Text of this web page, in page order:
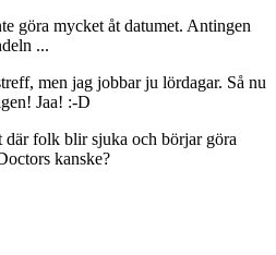
göra mycket åt datumet. Antingen
...
men jag jobbar ju lördagar. Så nu
Jaa! :-D
där folk blir sjuka och börjar göra
kanske?